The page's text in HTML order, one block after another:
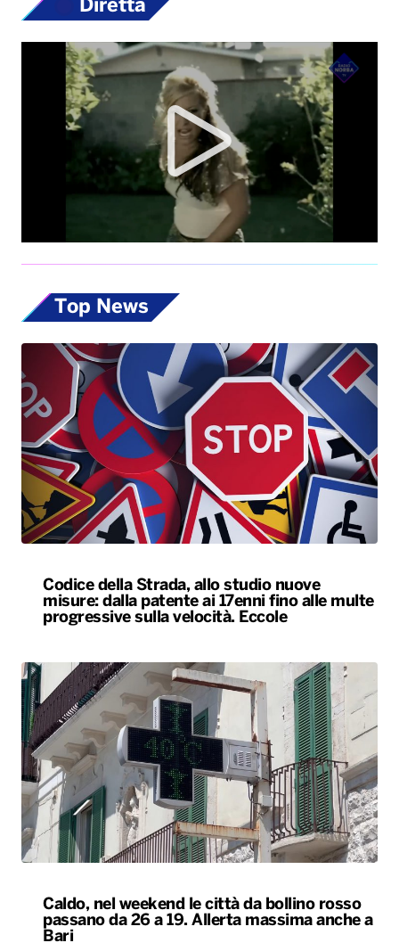
Diretta
Top News
Codice della Strada, allo studio nuove
misure: dalla patente ai 17enni fino alle multe
progressive sulla velocità. Eccole
Caldo, nel weekend le città da bollino rosso
passano da 26 a 19. Allerta massima anche a
Bari